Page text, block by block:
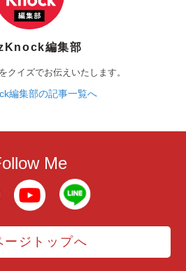
編集部
クイズでお伝えいたします。
編集部の記事一覧へ
Me
ージトップへ